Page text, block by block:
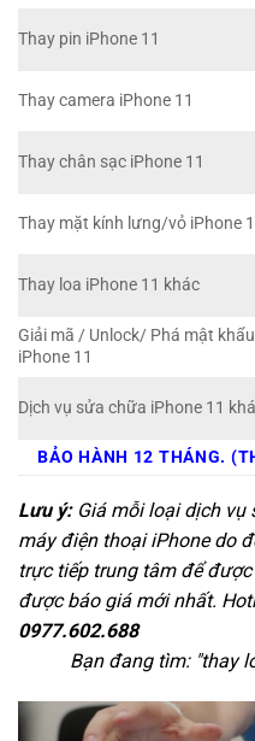
Thay pin iPhone 11
Thay camera iPhone 11
Thay chân sạc iPhone 11
Thay mặt kính lưng/vỏ iPhone
Thay loa iPhone 11 khác
Giải mã / Unlock/ Phá mật khẩu
iPhone 11
Dịch vụ sửa chữa iPhone 11
BẢO HÀNH 12 THÁNG.
Lưu ý:Giá mỗi loại dịch vụ
máy điện thoại iPhone do
trực tiếp trung tâm để
được báo giá mới nhất.
0977.602.688
Bạn đang tìm: "thay